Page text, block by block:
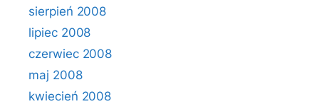
sierpień 2008
lipiec 2008
czerwiec 2008
maj 2008
kwiecień 2008